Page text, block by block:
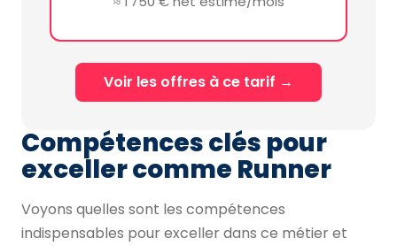
Voir les offres à ce tarif →
Compétences clés pour
exceller comme Runner
Voyons quelles sont les compétences
indispensables pour exceller dans ce métier et